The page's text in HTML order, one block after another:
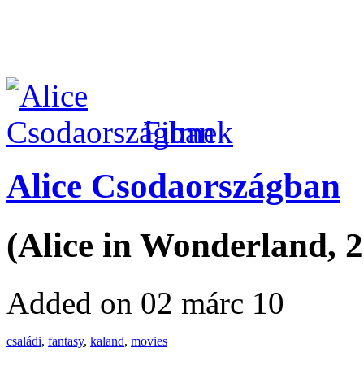
Filmek
Alice Csodaországban
(Alice in Wonderland,
Added on 02 márc 10
családi, fantasy, kaland, movies